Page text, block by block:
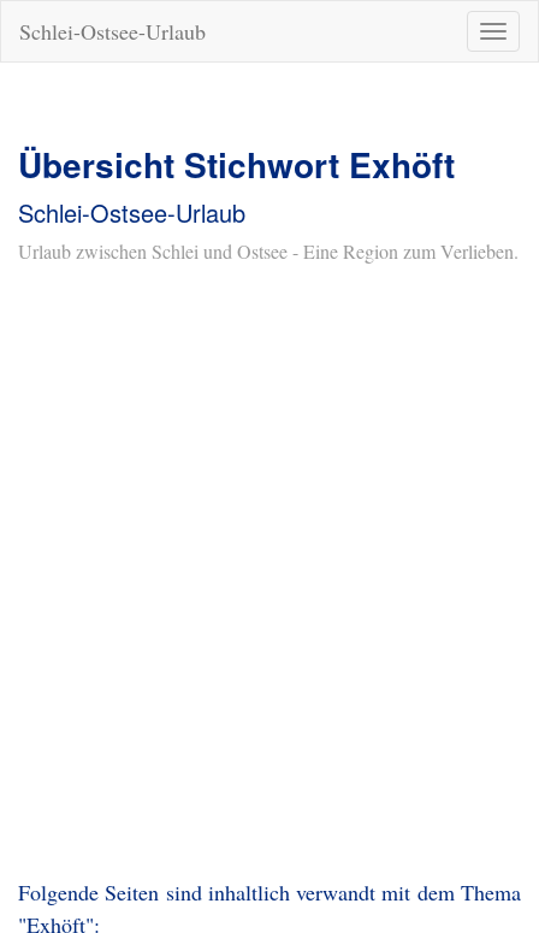
ein-/
Schlei-Ostsee-Urlaub
Übersicht Stichwort Exhöft
Schlei-Ostsee-Urlaub
Urlaub zwischen Schlei und Ostsee - Eine Region zum Verlieben.
Folgende Seiten sind inhaltlich verwandt mit dem Thema
"Exhöft":